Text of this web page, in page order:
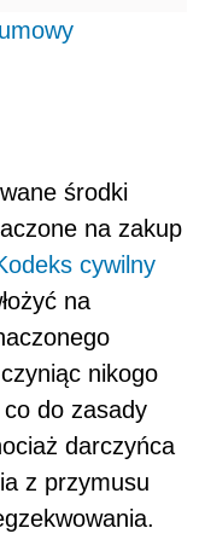
środki
na zakup
cywilny
na
nikogo
do zasady
darczyńca
z przymusu